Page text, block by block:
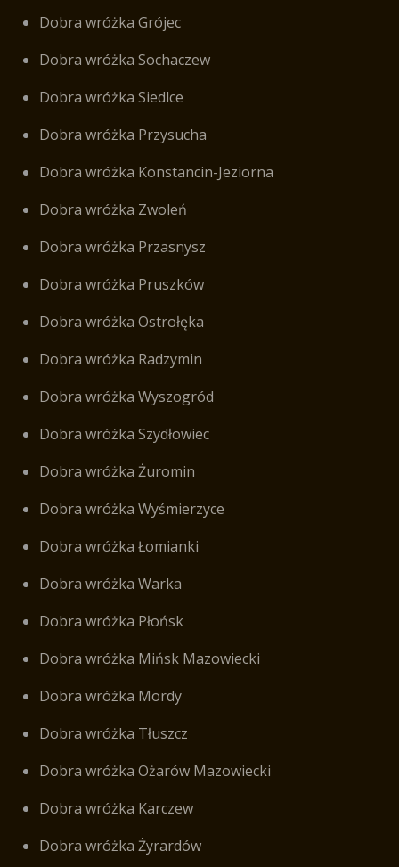
Dobra wróżka Grójec
Dobra wróżka Sochaczew
Dobra wróżka Siedlce
Dobra wróżka Przysucha
Dobra wróżka Konstancin-Jeziorna
Dobra wróżka Zwoleń
Dobra wróżka Przasnysz
Dobra wróżka Pruszków
Dobra wróżka Ostrołęka
Dobra wróżka Radzymin
Dobra wróżka Wyszogród
Dobra wróżka Szydłowiec
Dobra wróżka Żuromin
Dobra wróżka Wyśmierzyce
Dobra wróżka Łomianki
Dobra wróżka Warka
Dobra wróżka Płońsk
Dobra wróżka Mińsk Mazowiecki
Dobra wróżka Mordy
Dobra wróżka Tłuszcz
Dobra wróżka Ożarów Mazowiecki
Dobra wróżka Karczew
Dobra wróżka Żyrardów